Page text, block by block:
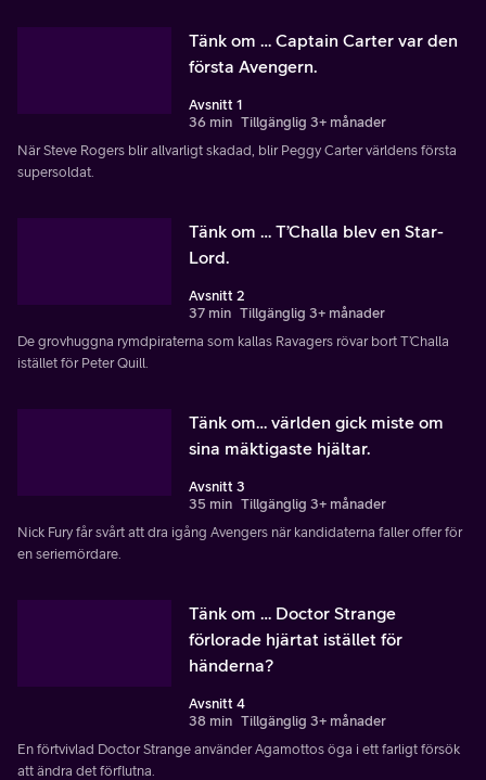
Tänk om … Captain Carter var den
första Avengern.
Avsnitt 1
36 min Tillgänglig 3+ månader
När Steve Rogers blir allvarligt skadad, blir Peggy Carter världens första
supersoldat.
Tänk om … T’Challa blev en Star-
Lord.
Avsnitt 2
37 min Tillgänglig 3+ månader
De grovhuggna rymdpiraterna som kallas Ravagers rövar bort T’Challa
istället för Peter Quill.
Tänk om… världen gick miste om
sina mäktigaste hjältar.
Avsnitt 3
35 min Tillgänglig 3+ månader
Nick Fury får svårt att dra igång Avengers när kandidaterna faller offer för
en seriemördare.
Tänk om … Doctor Strange
förlorade hjärtat istället för
händerna?
Avsnitt 4
38 min Tillgänglig 3+ månader
En förtvivlad Doctor Strange använder Agamottos öga i ett farligt försök
att ändra det förflutna.